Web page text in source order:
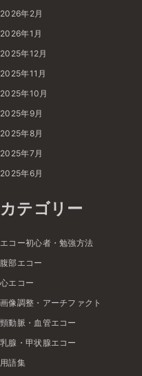
2026年2月
2026年1月
2025年12月
2025年11月
2025年10月
2025年9月
2025年8月
2025年7月
2025年6月
カテゴリー
エコー初心者・勉強方法
腹部エコー
心エコー
画像調整・アーチファクト
頸動脈・血管エコー
乳腺・甲状腺エコー
用語集